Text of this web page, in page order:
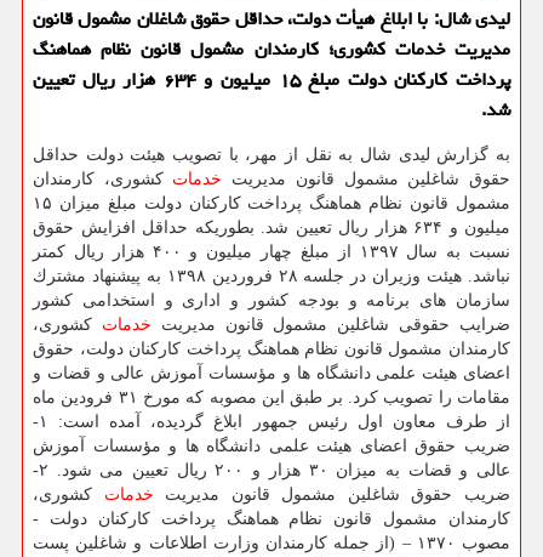
لیدی شال: با ابلاغ هیأت دولت، حداقل حقوق شاغلان مشمول قانون
مدیریت خدمات كشوری؛ كارمندان مشمول قانون نظام هماهنگ
پرداخت كاركنان دولت مبلغ ۱۵ میلیون و ۶۳۴ هزار ریال تعیین
شد.
به گزارش لیدی شال به نقل از مهر، با تصویب هیئت دولت حداقل
حقوق شاغلین مشمول قانون مدیریت خدمات كشوری، كارمندان
مشمول قانون نظام هماهنگ پرداخت كاركنان دولت مبلغ میزان ۱۵
میلیون و ۶۳۴ هزار ریال تعیین شد. بطوریكه حداقل افزایش حقوق
نسبت به سال ۱۳۹۷ از مبلغ چهار میلیون و ۴۰۰ هزار ریال كمتر
نباشد. هیئت وزیران در جلسه ۲۸ فروردین ۱۳۹۸ به پیشنهاد مشترك
سازمان های برنامه و بودجه كشور و اداری و استخدامی كشور
ضرایب حقوقی شاغلین مشمول قانون مدیریت خدمات كشوری،
كارمندان مشمول قانون نظام هماهنگ پرداخت كاركنان دولت، حقوق
اعضای هیئت علمی دانشگاه ها و مؤسسات آموزش عالی و قضات و
مقامات را تصویب كرد. بر طبق این مصوبه كه مورخ ۳۱ فرودین ماه
از طرف معاون اول رئیس جمهور ابلاغ گردیده، آمده است: ۱-
ضریب حقوق اعضای هیئت علمی دانشگاه ها و مؤسسات آموزش
عالی و قضات به میزان ۳۰ هزار و ۲۰۰ ریال تعیین می شود. ۲-
ضریب حقوق شاغلین مشمول قانون مدیریت خدمات كشوری،
كارمندان مشمول قانون نظام هماهنگ پرداخت كاركنان دولت -
مصوب ۱۳۷۰ – (از جمله كارمندان وزارت اطلاعات و شاغلین پست